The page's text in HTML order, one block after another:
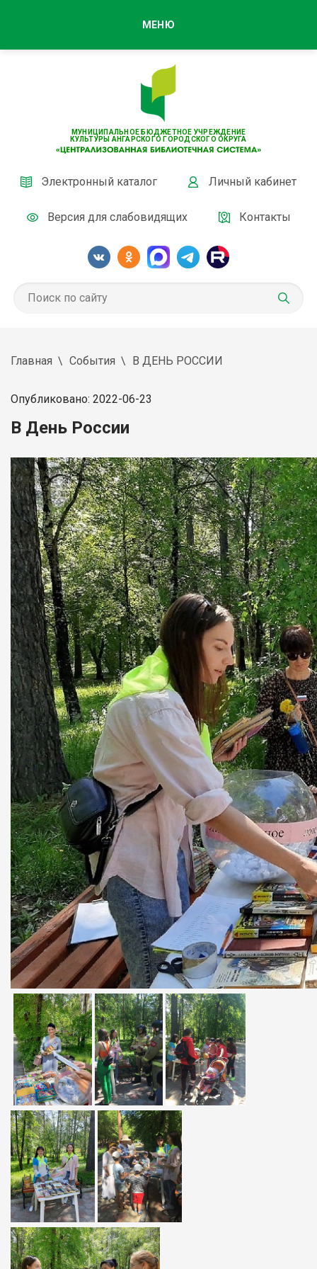
МУНИЦИПАЛЬНОЕ БЮДЖЕТНОЕ УЧРЕЖДЕНИЕ
КУЛЬТУРЫ АНГАРСКОГО ГОРОДСКОГО ОКРУГА
Электронный каталог Личный кабинет
Версия для слабовидящих Контакты
МЕНЮ
Главная События В ДЕНЬ РОССИИ
Опубликовано: 2022-06-23
В День России